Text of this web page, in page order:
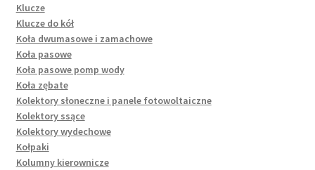
Klucze
Klucze do kół
Koła dwumasowe i zamachowe
Koła pasowe
Koła pasowe pomp wody
Koła zębate
Kolektory słoneczne i panele fotowoltaiczne
Kolektory ssące
Kolektory wydechowe
Kołpaki
Kolumny kierownicze